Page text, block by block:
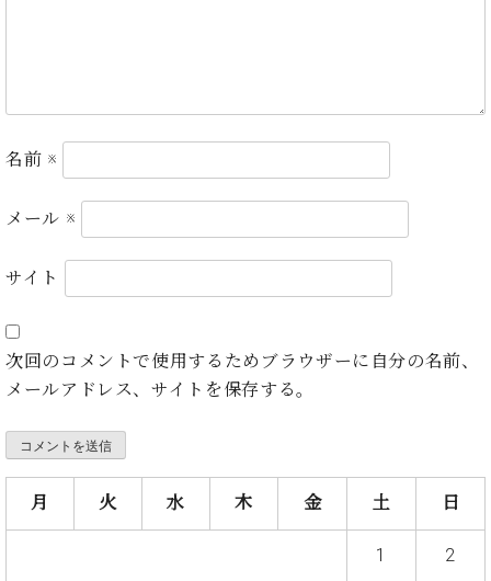
フ
プ
ロ
ェ
ナ
W.
ホ
マ
ン
い
合
わ
社
王
子
術
ン
名前 ※
メール ※
サイト
次回のコメントで使用するためブラウザーに自分の名前、
メールアドレス、サイトを保存する。
月 火 水 木 金 土 日
1 2